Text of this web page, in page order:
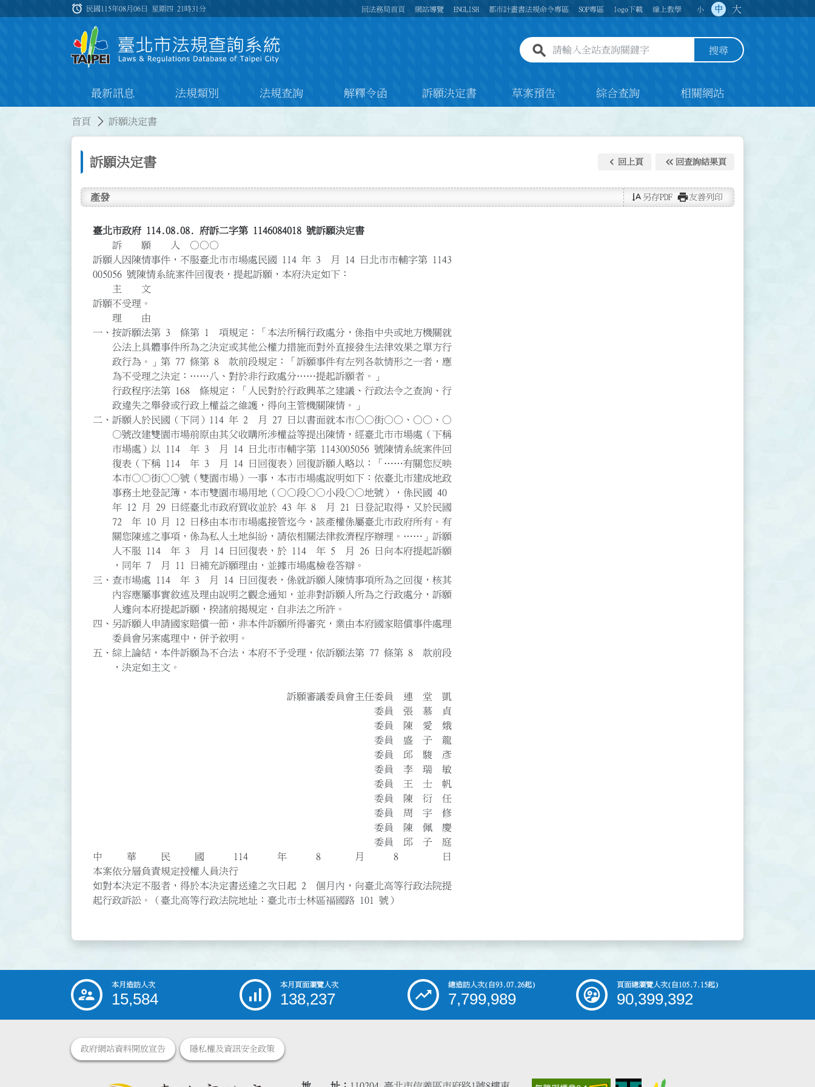
:::
alarm 民國115年08月06日 星期四21時31分 回法務局首頁 網站導覽 ENGLISH 都市計畫書法規命令專區 SOP專區 logo下載 線上教學 小 中 大
全站查詢關鍵字欄位 搜尋
最新訊息 法規類別 法規查詢 解釋令函 訴願決定書 草案預告 綜合查詢 相關網站
首頁 訴願決定書
訴願決定書 keyboard_arrow_left 回上頁 keyboard_double_arrow_left 回查詢結果頁
產發 text_rotate_vertical 另存PDF print友善列印
臺北市政府 114.08.08. 府訴二字第 1146084018 號訴願決定書
訴 願 人 ○○○
訴願人因陳情事件，不服臺北市市場處民國 114 年 3 月 14 日北市市輔字第 1143
005056 號陳情系統案件回復表，提起訴願，本府決定如下：
主 文
訴願不受理。
理 由
一、按訴願法第 3 條第 1 項規定：「本法所稱行政處分，係指中央或地方機關就
公法上具體事件所為之決定或其他公權力措施而對外直接發生法律效果之單方行
政行為。」第 77 條第 8 款前段規定：「訴願事件有左列各款情形之一者，應
為不受理之決定：……八、對於非行政處分……提起訴願者。」
行政程序法第 168 條規定：「人民對於行政興革之建議、行政法令之查詢、行
政違失之舉發或行政上權益之維護，得向主管機關陳情。」
二、訴願人於民國（下同）114 年 2 月 27 日以書面就本市○○街○○、○○、○
○號改建雙園市場前原由其父收購所涉權益等提出陳情，經臺北市市場處（下稱
市場處）以 114 年 3 月 14 日北市市輔字第 1143005056 號陳情系統案件回
復表（下稱 114 年 3 月 14 日回復表）回復訴願人略以：「……有關您反映
本市○○街○○號（雙園市場）一事，本市市場處說明如下：依臺北市建成地政
事務土地登記簿，本市雙園市場用地（○○段○○小段○○地號），係民國 40
年 12 月 29 日經臺北市政府買收並於 43 年 8 月 21 日登記取得，又於民國
72 年 10 月 12 日移由本市市場處接管迄今，該產權係屬臺北市政府所有。有
關您陳述之事項，係為私人土地糾紛，請依相關法律救濟程序辦理。……」訴願
人不服 114 年 3 月 14 日回復表，於 114 年 5 月 26 日向本府提起訴願
，同年 7 月 11 日補充訴願理由，並據市場處檢卷答辯。
三、查市場處 114 年 3 月 14 日回復表，係就訴願人陳情事項所為之回復，核其
內容應屬事實敘述及理由說明之觀念通知，並非對訴願人所為之行政處分，訴願
人遽向本府提起訴願，揆諸前揭規定，自非法之所許。
四、另訴願人申請國家賠償一節，非本件訴願所得審究，業由本府國家賠償事件處理
委員會另案處理中，併予敘明。
五、綜上論結，本件訴願為不合法，本府不予受理，依訴願法第 77 條第 8 款前段
，決定如主文。
訴願審議委員會主任委員 連 堂 凱
委員 張 慕 貞
委員 陳 愛 娥
委員 盛 子 龍
委員 邱 駿 彥
委員 李 瑞 敏
委員 王 士 帆
委員 陳 衍 任
委員 周 宇 修
委員 陳 佩 慶
委員 邱 子 庭
中 華 民 國 114 年 8 月 8 日
本案依分層負責規定授權人員決行
如對本決定不服者，得於本決定書送達之次日起 2 個月內，向臺北高等行政法院提
起行政訴訟。（臺北高等行政法院地址：臺北市士林區福國路 101 號）
::: 本月造訪人次
15,584
本月頁面瀏覽人次
138,237
總造訪人次(自93.07.26起)
7,799,989
頁面總瀏覽人次(自105.7.15起)
90,399,392
政府網站資料開放宣告 隱私權及資訊安全政策